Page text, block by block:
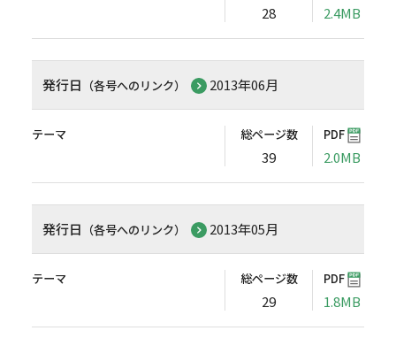
28 2.4MB
発行日 （各号へのリンク） 2013年06月
テーマ 総ページ数
39
PDF
2.0MB
発行日 （各号へのリンク） 2013年05月
テーマ 総ページ数
29
PDF
1.8MB